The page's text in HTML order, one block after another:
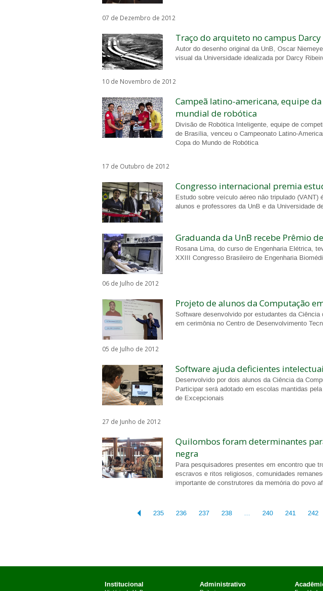
07 de Dezembro de 2012
Traço do arquiteto no campus Darcy
Autor do desenho original da UnB, Oscar
visual da Universidade idealizada por Darcy
10 de Novembro de 2012
Campeã latino-americana, equipe
mundial de robótica
Divisão de Robótica Inteligente, equipe de
de Brasília, venceu o Campeonato Latino-
Copa do Mundo de Robótica
17 de Outubro de 2012
Congresso internacional premia
Estudo sobre veículo aéreo não tripulado (VANT)
alunos e professores da UnB e da Universidade
Graduanda da UnB recebe Prêmio
Rosana Lima, do curso de Engenharia Elétrica,
XXIII Congresso Brasileiro de Engenharia
06 de Julho de 2012
Projeto de alunos da Computação
Software desenvolvido por estudantes da
em cerimônia no Centro de Desenvolvimento
05 de Julho de 2012
Software ajuda deficientes
Desenvolvido por dois alunos da Ciência da
Participar será adotado em escolas mantidas
de Excepcionais
27 de Junho de 2012
Quilombos foram determinantes
negra
Para pesquisadores presentes em encontro que
escravos e ritos religiosos, comunidades
importante de construtores da memória do povo
235 236 237 238 ... 240 241 242
Institucional Administrativo